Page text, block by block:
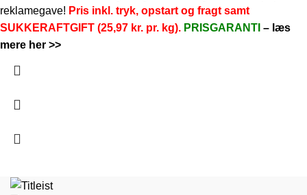
reklamegave! Pris inkl. tryk, opstart og fragt samt
SUKKERAFTGIFT (25,97 kr. pr. kg). PRISGARANTI – læs
mere her >>